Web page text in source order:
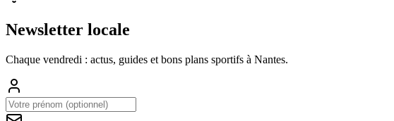
Newsletter locale
Chaque vendredi : actus, guides et bons plans sportifs à Nantes.